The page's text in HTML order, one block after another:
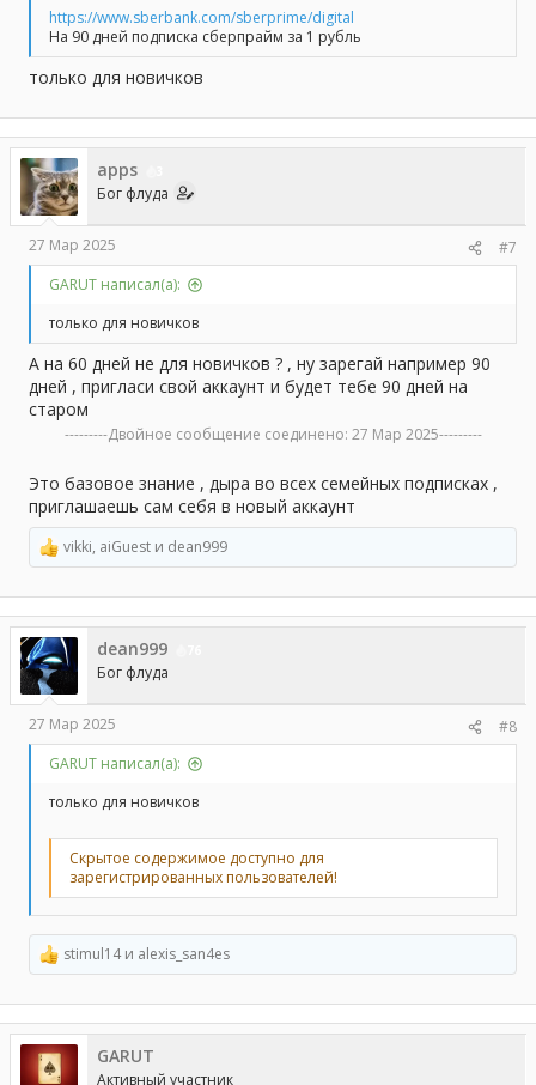
https://www.sberbank.com/sberprime/digital
На 90 дней подписка сберпрайм за 1 рубль
только для новичков
apps
Бог флуда
27 Мар 2025
#7
GARUT написал(а):
только для новичков
А на 60 дней не для новичков ? , ну зарегай например 90
дней , пригласи свой аккаунт и будет тебе 90 дней на
старом
---------Двойное сообщение соединено: 27 Мар 2025---------
Это базовое знание , дыра во всех семейных подписках ,
приглашаешь сам себя в новый аккаунт
Р
е
а
к
ц
и
и
:
vikki, aiGuest и dean999
dean999
Бог флуда
27 Мар 2025
#8
GARUT написал(а):
только для новичков
Скрытое содержимое доступно для
зарегистрированных пользователей!
Р
е
а
к
ц
и
и
stimul14и alexis_san4es
GARUT
Активный участник